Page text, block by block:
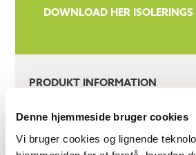
Denne hjemmeside bruger cookies
Vi bruger cookies og lignende
DOWNLOAD HER
PRODUKT INFORMATION
Nederste område (m²)
9